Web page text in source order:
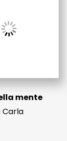
mente
Carla